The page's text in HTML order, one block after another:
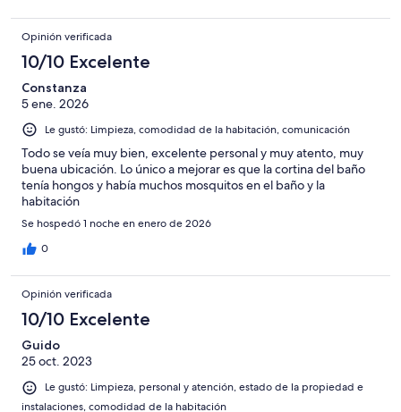
Opinión verificada
10/10 Excelente
Constanza
5 ene. 2026
Le gustó: Limpieza, comodidad de la habitación, comunicación
Todo se veía muy bien, excelente personal y muy atento, muy
buena ubicación. Lo único a mejorar es que la cortina del baño
tenía hongos y había muchos mosquitos en el baño y la
habitación
Se hospedó 1 noche en enero de 2026
0
Opinión verificada
10/10 Excelente
Guido
25 oct. 2023
Le gustó: Limpieza, personal y atención, estado de la propiedad e
instalaciones, comodidad de la habitación